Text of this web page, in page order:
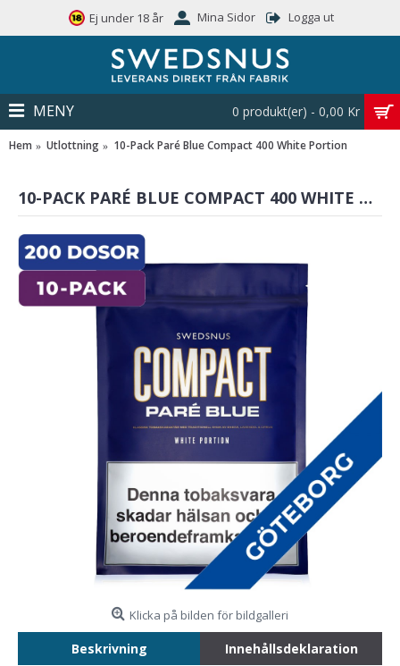
Ej under 18 år Mina Sidor Logga ut
0 produkt(er) - 0,00 Kr
MENY
Hem Utlottning 10-Pack Paré Blue Compact 400 White Portion
10-PACK PARÉ BLUE COMPACT 400 WHITE PORTION
Klicka på bilden för bildgalleri
Beskrivning Innehållsdeklaration